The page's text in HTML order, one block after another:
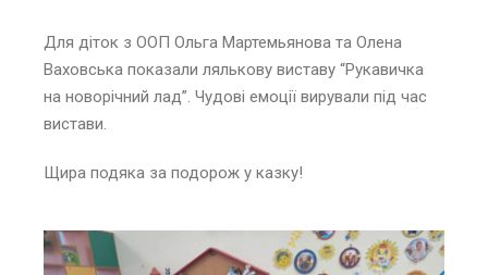
Для діток з ООП Ольга Мартемьянова та Олена
Ваховська показали лялькову виставу “Рукавичка
на новорічний лад”. Чудові емоції вирували під час
вистави.
Щира подяка за подорож у казку!